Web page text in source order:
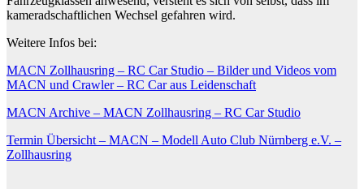
kameradschaftlichen Wechsel gefahren wird.
Weitere Infos bei:
MACN Zollhausring – RC Car Studio – Bilder und Videos vom
MACN und Crawler – RC Car aus Leidenschaft
MACN Archive – MACN Zollhausring – RC Car Studio
Termin Übersicht – MACN – Modell Auto Club Nürnberg e.V. –
Zollhausring